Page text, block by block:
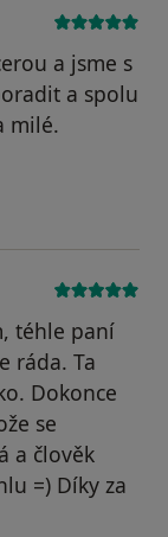
a jsme s
a spolu
milé.
téhle paní
ráda. Ta
Dokonce
se
a člověk
=) Díky za